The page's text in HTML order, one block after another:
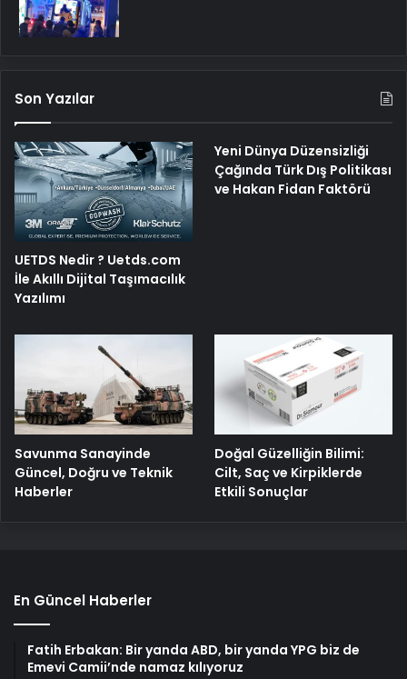
Son Yazılar
UETDS Nedir ? Uetds.com
İle Akıllı Dijital Taşımacılık
Yazılımı
Yeni Dünya Düzensizliği
Çağında Türk Dış Politikası
ve Hakan Fidan Faktörü
Savunma Sanayinde
Güncel, Doğru ve Teknik
Haberler
Doğal Güzelliğin Bilimi:
Cilt, Saç ve Kirpiklerde
Etkili Sonuçlar
En Güncel Haberler
Fatih Erbakan: Bir yanda ABD, bir yanda YPG biz de
Emevi Camii’nde namaz kılıyoruz